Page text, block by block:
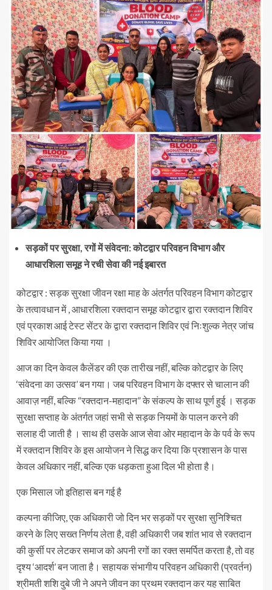
सड़कों पर सुरक्षा, रगों में संवेदना: कोटद्वार परिवहन विभाग और
आधारशिला समूह ने रची सेवा की नई इबारत
कोटद्वार : सड़क सुरक्षा जीवन रक्षा माह के अंतर्गत परिवहन विभाग कोटद्वार
के तत्वावधान में , आधारशिला रक्तदान समूह कोटद्वार द्वारा रक्तदान शिविर
एवं प्रकाश आई टेस्ट सेंटर के द्वारा रक्तदान शिविर एवं निःशुल्क नेत्र जांच
शिविर आयोजित किया गया ।
आज का दिन केवल कैलेंडर की एक तारीख नहीं, बल्कि कोटद्वार के लिए
‘संवेदना का उत्सव’ बन गया। जब परिवहन विभाग के दफ्तर से चालान की
आवाज़ नहीं, बल्कि “रक्तदान-महादान” के संकल्प के साथ पूर्ण हुई । सड़क
सुरक्षा सप्ताह के अंतर्गत जहां सभी से सड़क नियमों के पालन करने की
सलाह दी जाती है । साथ ही उसके आज सेवा ओर महादान के के पर्व के रूप
में रक्तदान शिविर के इस आयोजन ने सिद्ध कर दिया कि प्रशासन के पास
केवल अधिकार नहीं, बल्कि एक धड़कता हुआ दिल भी होता है।
एक मिसाल जो इतिहास बन गई है
कल्पना कीजिए, एक अधिकारी जो दिन भर सड़कों पर सुरक्षा सुनिश्चित
करने के लिए सख्त निर्णय लेता है, वही अधिकारी जब शांत भाव से रक्तदान
की कुर्सी पर लेटकर समाज को अपनी रगों का रक्त समर्पित करता है, तो वह
दृश्य ‘आदर्श’ बन जाता है। सहायक संभागीय परिवहन अधिकारी (प्रवर्तन)
श्रीमती शशि दुबे जी ने अपने जीवन का प्रथम रक्तदान कर यह साबित